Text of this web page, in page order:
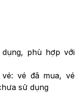
dụng, phù hợp với
vé đã mua, vé
sử dụng